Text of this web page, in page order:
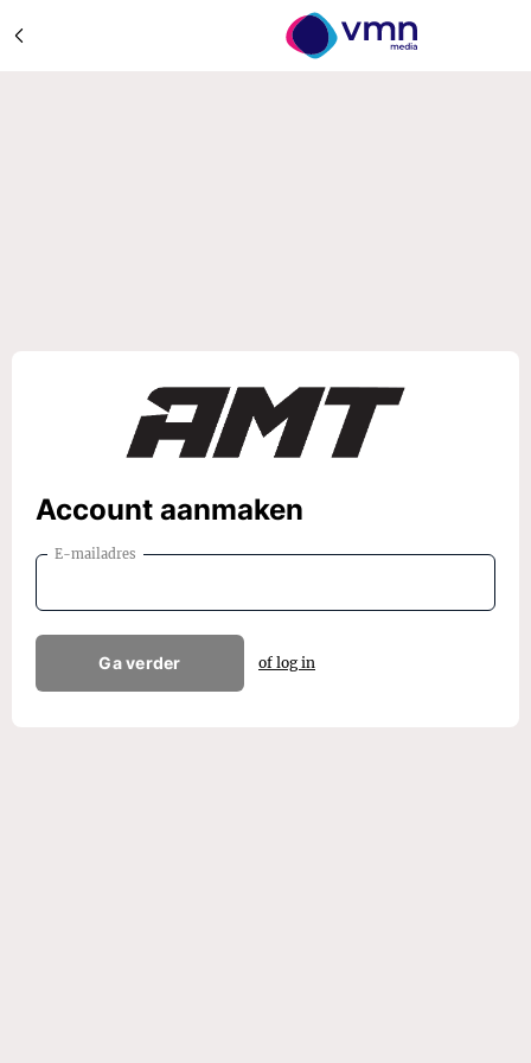
Account aanmaken
E-mailadres
Ga verder of log in